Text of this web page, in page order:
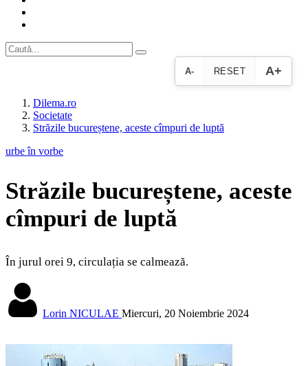
A- RESET A+
Dilema.ro
Societate
Străzile bucureștene, aceste cîmpuri de luptă
urbe în vorbe
Străzile bucureștene, aceste
cîmpuri de luptă
În jurul orei 9, circulația se calmează.
Lorin NICULAE Miercuri, 20 Noiembrie 2024